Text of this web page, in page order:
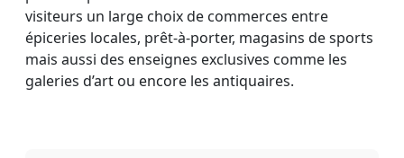
visiteurs un large choix de commerces entre
épiceries locales, prêt-à-porter, magasins de sports
mais aussi des enseignes exclusives comme les
galeries d’art ou encore les antiquaires.